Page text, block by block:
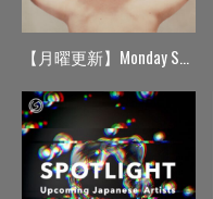
【月曜更新】Monday Spin